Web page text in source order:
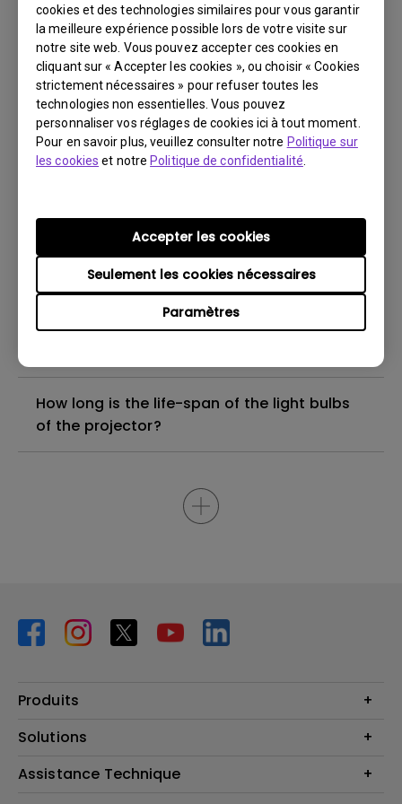
cookies et des technologies similaires pour vous garantir
la meilleure expérience possible lors de votre visite sur
notre site web. Vous pouvez accepter ces cookies en
cliquant sur « Accepter les cookies », ou choisir « Cookies
strictement nécessaires » pour refuser toutes les
technologies non essentielles. Vous pouvez
personnaliser vos réglages de cookies ici à tout moment.
Pour en savoir plus, veuillez consulter notre Politique sur
les cookies et notre Politique de confidentialité
Paramètres
Seulement les cookies nécessaires
Accepter les cookies
is on, the image is now blurred.
Can I leave my projector turned on 24/7?
What is BenQ Short-Throw Technology?
Why is the lamp is not as bright (or
dimmed) after using for a period of time?
What reason will cause lamp to
How long is the life-span of the light bulbs
of the projector?
Produits
Vidéoprojecteurs
Éclairage
Solutions
Business Display
Assistance Technique